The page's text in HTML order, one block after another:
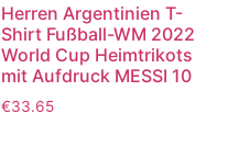
Herren Argentinien T-
Shirt Fußball-WM 2022
World Cup Heimtrikots
mit Aufdruck MESSI 10
€33.65